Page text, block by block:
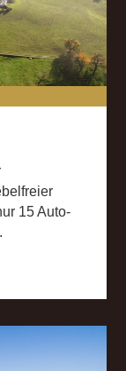
15 Auto-